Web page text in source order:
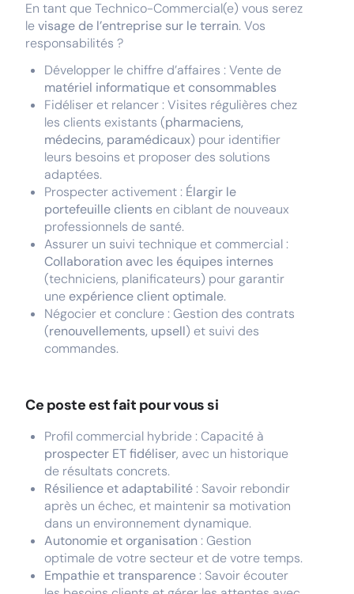
En tant que Technico-Commercial(e) vous serez
levisage de l’entreprise sur le terrain. Vos
responsabilités ?
Développer le chiffre d’affaires : Vente de
matériel informatique et consommables
Fidéliser et relancer : Visites régulières chez
les clients existants (pharmaciens,
médecins, paramédicaux) pour identifier
leurs besoins et proposer des solutions
adaptées.
Prospecter activement : Élargir le
portefeuille clients en ciblant de nouveaux
professionnels de santé.
Assurer un suivi technique et commercial :
Collaboration avec les équipes internes
(techniciens, planificateurs) pour garantir
une expérience client optimale.
Négocier et conclure : Gestion des contrats
(renouvellements, upsell) et suivi des
commandes.
Ce poste est fait pour vous si
Profil commercial hybride : Capacité à
prospecter ET fidéliser, avec un historique
de résultats concrets.
Résilience et adaptabilité: Savoir rebondir
après un échec, et maintenir sa motivation
dans un environnement dynamique.
Autonomie et organisation: Gestion
optimale de votre secteur et de votre temps.
Empathie et transparence: Savoir écouter